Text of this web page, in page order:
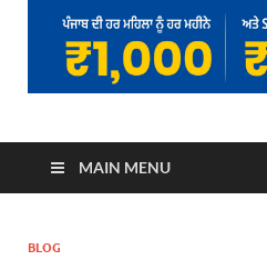
MAIN MENU
BLOG